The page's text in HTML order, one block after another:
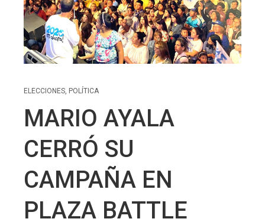
ELECCIONES POLÍTICA
MARIO AYALA
CERRÓ SU
CAMPAÑA EN
PLAZA BATTLE